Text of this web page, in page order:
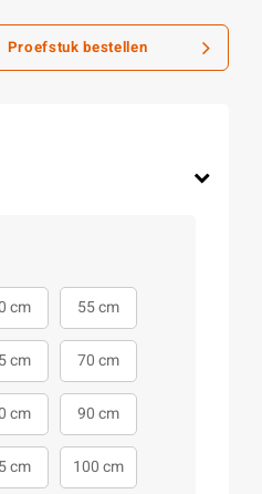
Proefstuk bestellen
cm 55 cm
cm 70 cm
cm 90 cm
cm 100 cm